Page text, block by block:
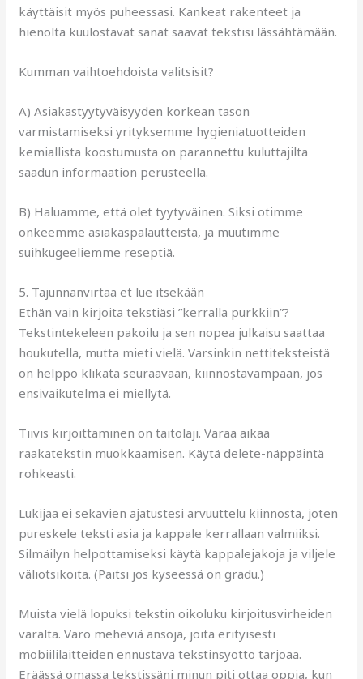
käyttäisit myös puheessasi. Kankeat rakenteet ja
hienolta kuulostavat sanat saavat tekstisi lässähtämään.
Kumman vaihtoehdoista valitsisit?
A) Asiakastyytyväisyyden korkean tason
varmistamiseksi yrityksemme hygieniatuotteiden
kemiallista koostumusta on parannettu kuluttajilta
saadun informaation perusteella.
B) Haluamme, että olet tyytyväinen. Siksi otimme
onkeemme asiakaspalautteista, ja muutimme
suihkugeeliemme reseptiä.
5. Tajunnanvirtaa et lue itsekään
Ethän vain kirjoita tekstiäsi ”kerralla purkkiin”?
Tekstintekeleen pakoilu ja sen nopea julkaisu saattaa
houkutella, mutta mieti vielä. Varsinkin nettiteksteistä
on helppo klikata seuraavaan, kiinnostavampaan, jos
ensivaikutelma ei miellytä.
Tiivis kirjoittaminen on taitolaji. Varaa aikaa
raakatekstin muokkaamisen. Käytä delete-näppäintä
rohkeasti.
Lukijaa ei sekavien ajatustesi arvuuttelu kiinnosta, joten
pureskele teksti asia ja kappale kerrallaan valmiiksi.
Silmäilyn helpottamiseksi käytä kappalejakoja ja viljele
väliotsikoita. (Paitsi jos kyseessä on gradu.)
Muista vielä lopuksi tekstin oikoluku kirjoitusvirheiden
varalta. Varo meheviä ansoja, joita erityisesti
mobiililaitteiden ennustava tekstinsyöttö tarjoaa.
Eräässä omassa tekstissäni minun piti ottaa oppia, kun